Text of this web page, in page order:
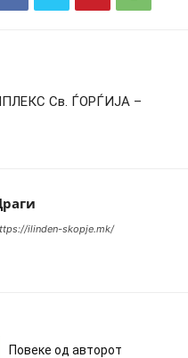
Св. ЃОРЃИЈА –
ilinden-skopje.mk/
Повеке од авторот